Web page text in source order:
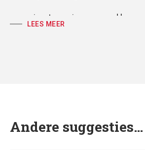
voor vierstemmig gemengd koor,
LEES MEER
Andere suggesties…